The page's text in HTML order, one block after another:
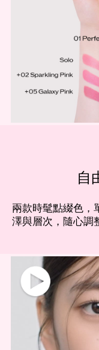
自
兩款時髦點綴色，
澤與層次，隨心調